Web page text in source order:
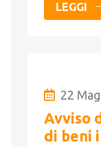
LEGGI
22
Avviso
di beni